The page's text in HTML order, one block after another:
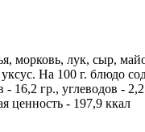
морковь, лук, сыр,
уксус. На 100 г. блюдо
- 16,2 гр., углеводов -
ценность - 197,9 ккал